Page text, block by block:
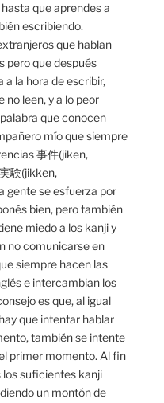
que aprendes a
escribiendo.
que hablan
pero que después
la hora de escribir,
no leen, y a lo peor
que conocen
mío que siempre
事件(jiken,
験(jikken,
gente se esfuerza por
bien, pero también
miedo a los kanji y
no comunicarse en
siempre hacen las
e intercambian los
es que, al igual
que intentar hablar
también se intente
primer momento. Al fin
los suficientes kanji
un montón de